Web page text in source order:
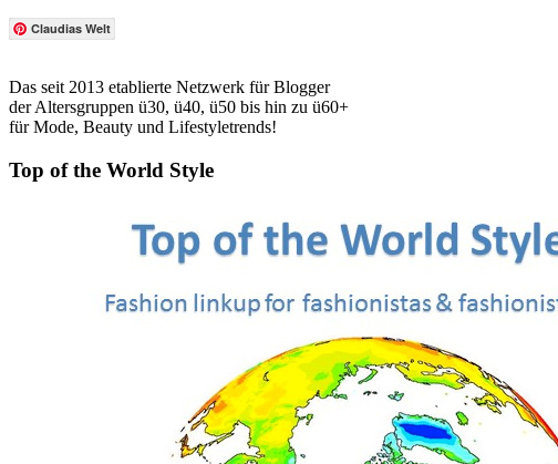
Claudias Welt
Das seit 2013 etablierte Netzwerk für Blogger
der Altersgruppen ü30, ü40, ü50 bis hin zu ü60+
für Mode, Beauty und Lifestyletrends!
Top of the World Style